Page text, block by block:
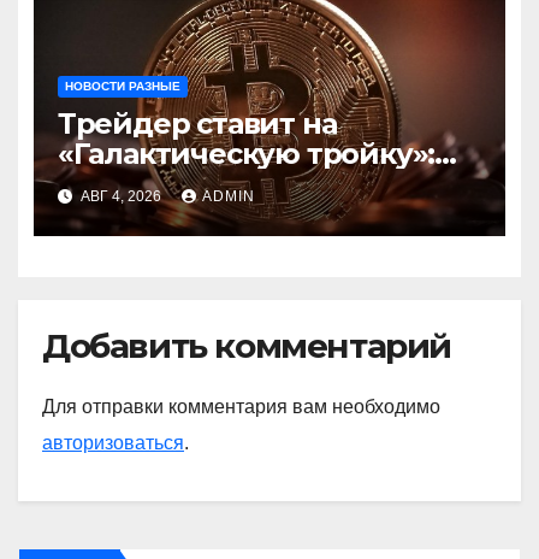
НОВОСТИ РАЗНЫЕ
Трейдер ставит на
«Галактическую тройку»:
Circle, Coinbase и ETH
АВГ 4, 2026 ADMIN
Добавить комментарий
Для отправки комментария вам необходимо
авторизоваться.